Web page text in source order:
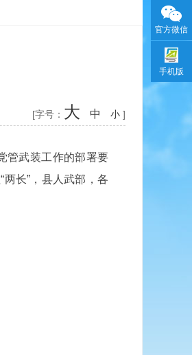
官方微信
手机版
[字号： 大 中 小 ]
管武装工作的部署要
长”，县人武部，各